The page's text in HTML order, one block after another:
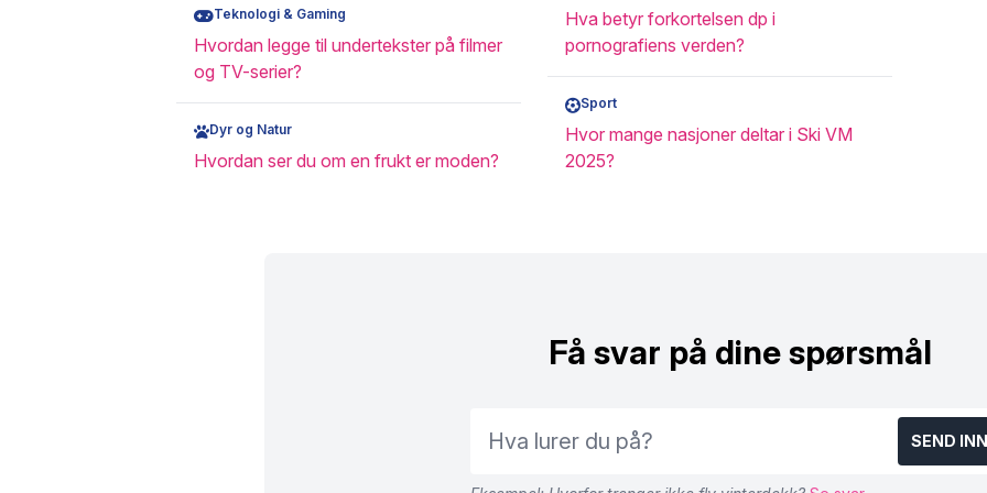
Teknologi & Gaming
Hvordan legge til undertekster på filmer
og TV-serier?
Dyr og Natur
Hvordan ser du om en frukt er moden?
Hva betyr forkortelsen dp i
pornografiens verden?
Sport
Hvor mange nasjoner deltar i Ski VM
2025?
Få svar på dine spørsmål
SEND